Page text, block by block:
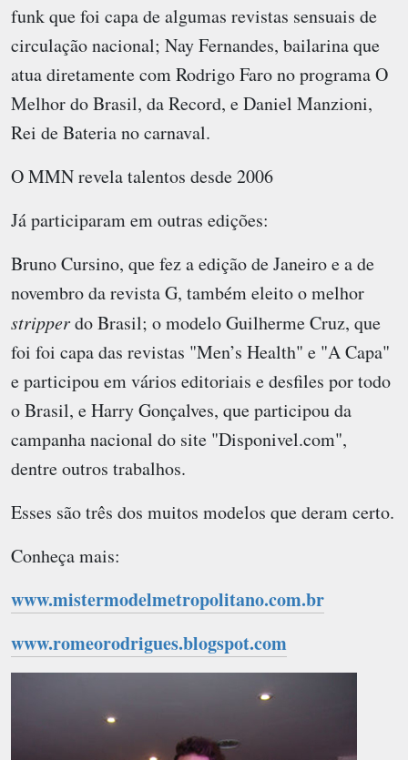
funk que foi capa de algumas revistas sensuais de
circulação nacional; Nay Fernandes, bailarina que
atua diretamente com Rodrigo Faro no programa O
Melhor do Brasil, da Record, e Daniel Manzioni,
Rei de Bateria no carnaval.
O MMN revela talentos desde 2006
Já participaram em outras edições:
Bruno Cursino, que fez a edição de Janeiro e a de
novembro da revista G, também eleito o melhor
stripperdo Brasil; o modelo Guilherme Cruz, que
foi foi capa das revistas "Men’s Health" e "A Capa"
e participou em vários editoriais e desfiles por todo
o Brasil, e Harry Gonçalves, que participou da
campanha nacional do site "Disponivel.com",
dentre outros trabalhos.
Esses são três dos muitos modelos que deram certo.
Conheça mais:
www.mistermodelmetropolitano.com.br
www.romeorodrigues.blogspot.com